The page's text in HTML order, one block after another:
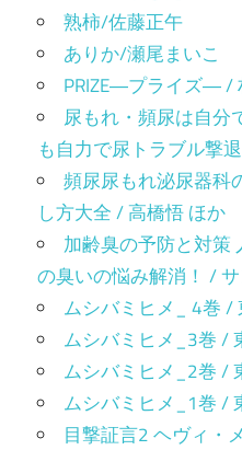
熟柿/佐藤正午
ありか/瀬尾まいこ
PRIZE―プライズ― /
尿もれ・頻尿は自
も自力で尿トラブル撃
頻尿尿もれ泌尿器科
し方大全 / 高橋悟 ほか
加齢臭の予防と対策
の臭いの悩み解消！ /
ムシバミヒメ_ 4巻 /
ムシバミヒメ_3巻 /
ムシバミヒメ_2巻 /
ムシバミヒメ_1巻 /
目撃証言2 ヘヴィ・